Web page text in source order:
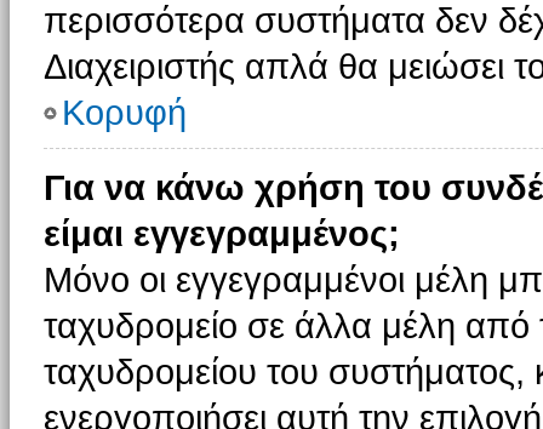
περισσότερα συστήματα δεν
Διαχειριστής απλά θα μειώσει
Κορυφή
Για να κάνω χρήση του
είμαι εγγεγραμμένος;
Μόνο οι εγγεγραμμένοι μέλη
ταχυδρομείο σε άλλα μέλη
ταχυδρομείου του συστήματος,
ενεργοποιήσει αυτή την